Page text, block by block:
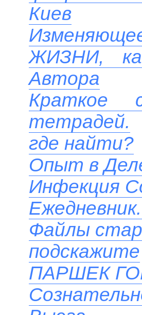
Киев
ЖИЗНИ,
Автора
Краткое
тетрадей.
где найти?
Опыт в
Инфекция
Файлы
подскажите
ПАРШЕК